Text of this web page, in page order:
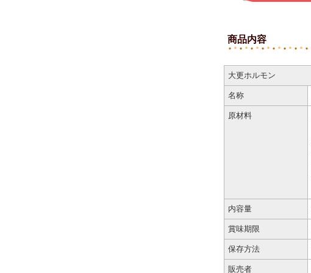
商品内容
大更ホルモン
名称
原材料
内容量
賞味期限
保存方法
販売者